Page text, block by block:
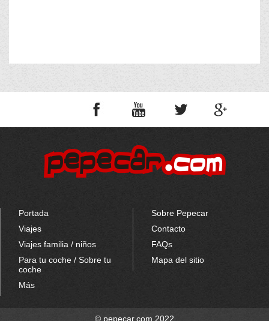
Portada
Viajes
Viajes familia / niños
Para tu coche / Sobre tu
coche
Más
Sobre Pepecar
Contacto
FAQs
Mapa del sitio
© pepecar.com 2022